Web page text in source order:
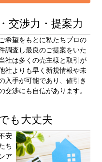
交渉⼒・提案⼒
希望をもとに私たちプロの
調査し最良のご提案をいた
社は多くの売主様と取引が
社よりも早く新規情報や未
⼊手が可能であり、値引き
交渉にも自信があります。
も大丈夫
安
ち
ア